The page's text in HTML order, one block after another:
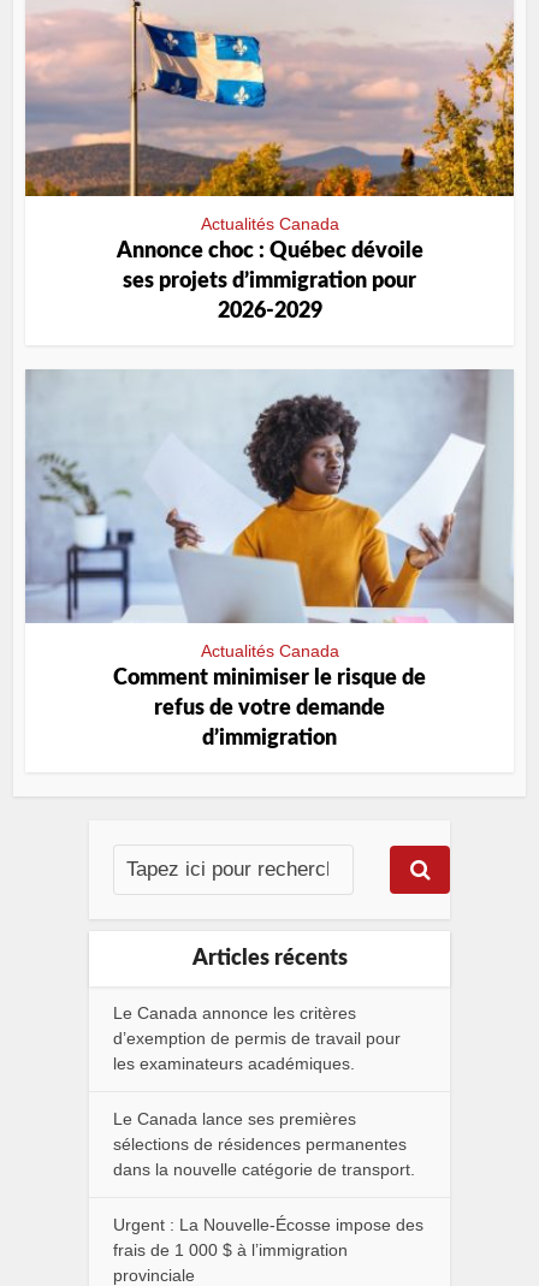
Actualités Canada
Annonce choc : Québec dévoile
ses projets d’immigration pour
2026-2029
Actualités Canada
Comment minimiser le risque de
refus de votre demande
d’immigration
Articles récents
Le Canada annonce les critères
d’exemption de permis de travail pour
les examinateurs académiques.
Le Canada lance ses premières
sélections de résidences permanentes
dans la nouvelle catégorie de transport.
Urgent : La Nouvelle-Écosse impose des
frais de 1 000 $ à l’immigration
provinciale